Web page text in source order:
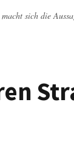
sich die